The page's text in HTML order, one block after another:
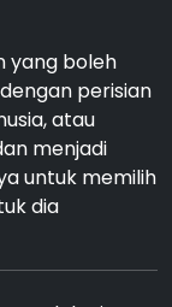
yang boleh
perisian
atau
menjadi
untuk memilih
dia